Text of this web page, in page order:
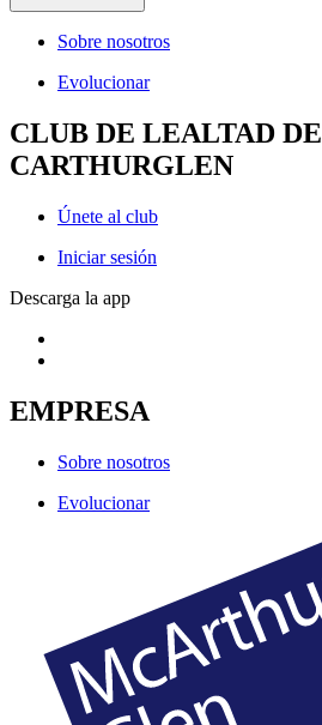
Sobre nosotros
Evolucionar
CLUB DE LEALTAD DE
CARTHURGLEN
Únete al club
Iniciar sesión
Descarga la app
EMPRESA
Sobre nosotros
Evolucionar